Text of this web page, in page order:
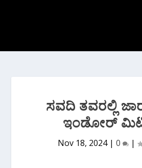
ಸವದಿ ತವರಲ್ಲಿ
ಇಂಡೋರ್
Nov 18, 2024| 0 |